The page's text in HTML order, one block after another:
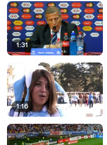
1:31
1:16